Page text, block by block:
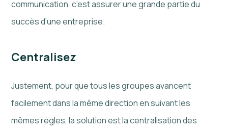
communication, c’est assurer une grande partie du
succès d’une entreprise.
Centralisez
Justement, pour que tous les groupes avancent
facilement dans la même direction en suivant les
mêmes règles, la solution est la centralisation des